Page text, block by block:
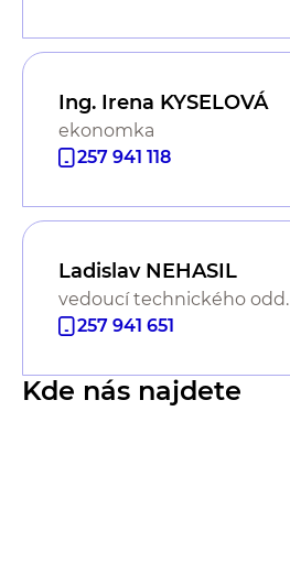
Ing. Irena KYSELOVÁ
ekonomka
257 941 118
Ladislav NEHASIL
vedoucí technického odd.
257 941 651
Kde nás najdete